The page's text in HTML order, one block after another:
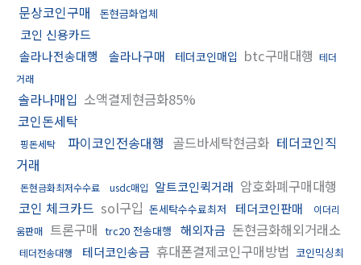
문상코인구매 돈현금화업체
코인 신용카드
솔라나전송대행
솔라나구매 테더코인매입 btc구매대행 테더
거래
솔라나매입 소액결제현금화85%
코인돈세탁
핑돈세탁 파이코인전송대행 골드바세탁현금화 테더코인직
거래
돈현금화최저수수료 usdc매입 알트코인퀵거래 암호화폐구매대행
코인 체크카드 sol구입 돈세탁수수료최저 테더코인판매
이더리
움판매 트론구매 trc20 전송대행 해외자금 돈현금화해외거래소
테더전송대행 테더코인송금 휴대폰결제코인구매방법 코인믹싱최